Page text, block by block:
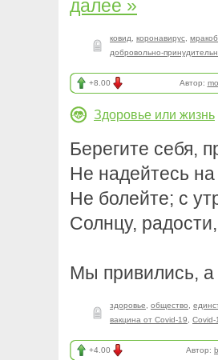
далее »
ковид коронавирус
добровольно-
+8.00 Автор:
Здоровье или жизнь
Берегите себя,
Не надейтесь
Не болейте; с
Солнцу,
Мы привились,
здоровье общество
вакцина от Covid-19
Covid-
+4.00 Автор: